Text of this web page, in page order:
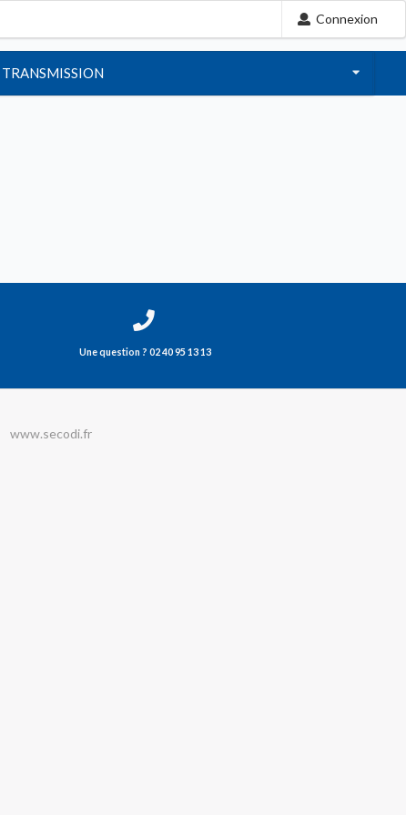
Connexion
TRANSMISSION
Une question ? 02 40 95 13 13
www.secodi.fr